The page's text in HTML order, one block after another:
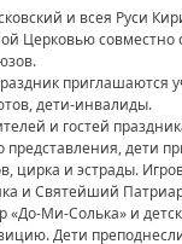
и всея Руси
Церковью
приглашаются
дети-инвалиды.
и гостей
дети
цирка и эстрады.
и Святейший
«До-Ми-Солька» и
Дети